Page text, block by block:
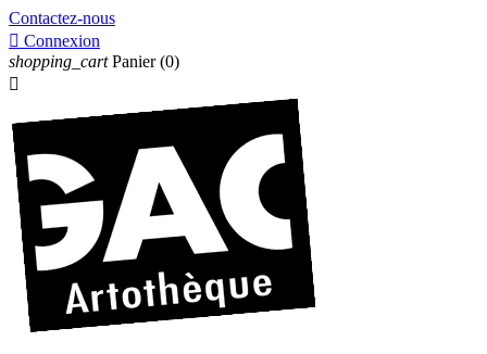
Contactez-nous
 Connexion
shopping_cart Panier (0)
